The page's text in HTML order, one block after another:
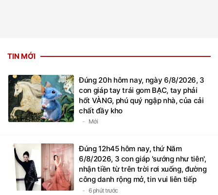
TIN MỚI
Đúng 20h hôm nay, ngày 6/8/2026, 3
con giáp tay trái gom BẠC, tay phải
hốt VÀNG, phú quý ngập nhà, của cải
chất đầy kho
Mới
Đúng 12h45 hôm nay, thứ Năm
6/8/2026, 3 con giáp 'sướng như tiên',
nhận tiền từ trên trời rơi xuống, đường
công danh rộng mở, tin vui liên tiếp
kéo đến tận nhà
6 phút trước